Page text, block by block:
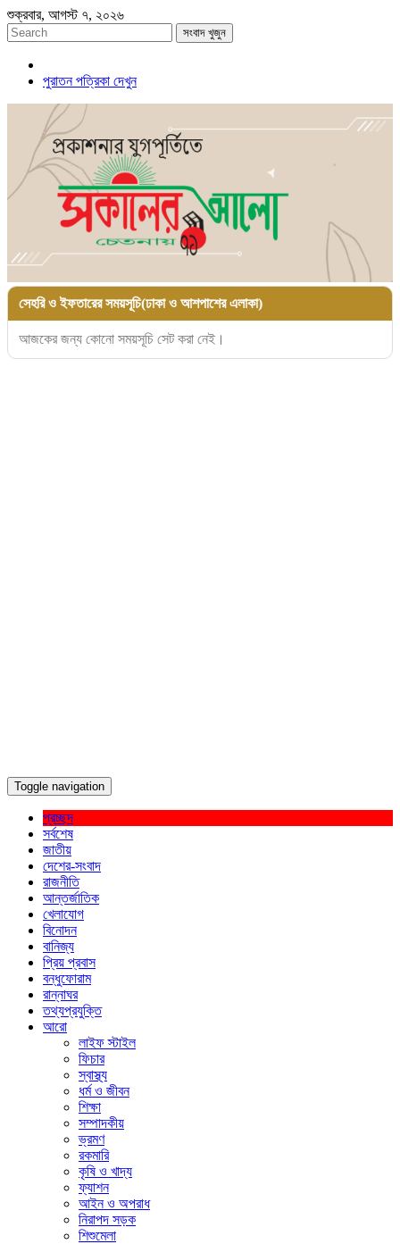
শুক্রবার, আগস্ট ৭, ২০২৬
সংবাদ খুজুন
পুরাতন পত্রিকা দেখুন
সেহরি ও ইফতারের সময়সূচি(ঢাকা ও আশপাশের এলাকা)
আজকের জন্য কোনো সময়সূচি সেট করা নেই।
Toggle navigation
প্রচ্ছদ
সর্বশেষ
জাতীয়
দেশের-সংবাদ
রাজনীতি
আন্তর্জাতিক
খেলাযোগ
বিনোদন
বানিজ্য
প্রিয় প্রবাস
বন্ধুফোরাম
রান্নাঘর
তথ্যপ্রযুক্তি
আরো
লাইফ স্টাইল
ফিচার
স্বাস্থ্য
ধর্ম ও জীবন
শিক্ষা
সম্পাদকীয়
ভ্রমণ
রকমারি
কৃষি ও খাদ্য
ফ্যাশন
আইন ও অপরাধ
নিরাপদ সড়ক
শিশুমেলা